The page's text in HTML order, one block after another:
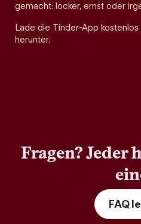
gemacht: locker, ernst oder
Lade die Tinder-App
herunter.
Fragen? Jeder
FAQ